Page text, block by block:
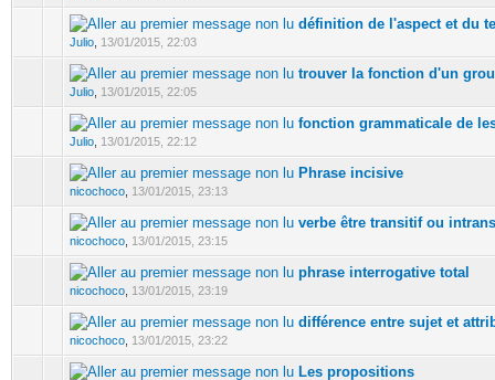
définition de l'aspect et du
Julio 13/01/2015, 22:03
trouver la fonction d'un
Julio 13/01/2015, 22:05
fonction grammaticale de
Julio 13/01/2015, 22:12
Phrase incisive
nicochoco 13/01/2015, 23:13
verbe être transitif ou
nicochoco 13/01/2015, 23:15
phrase interrogative total
nicochoco 13/01/2015, 23:19
différence entre sujet et
nicochoco 13/01/2015, 23:22
Les propositions